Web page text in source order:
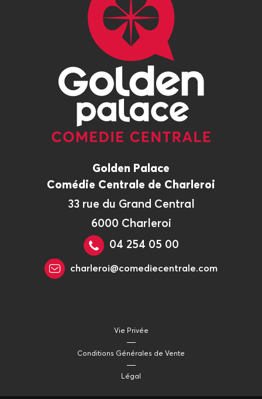
Golden Palace
Comédie Centrale de Charleroi
33 rue du Grand Central
6000 Charleroi
04 254 05 00
charleroi@comediecentrale.com
Vie Privée
Conditions Générales de Vente
Légal